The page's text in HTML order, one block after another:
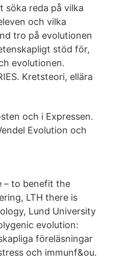
söka reda på vilka
och vilka
tro på evolutionen
stöd för,
evolutionen.
Kretsteori, ellära
och i Expressen.
Evolution och
– to benefit the
LTH there is
Lund University
evolution:
föreläsningar
och immunf&ou.